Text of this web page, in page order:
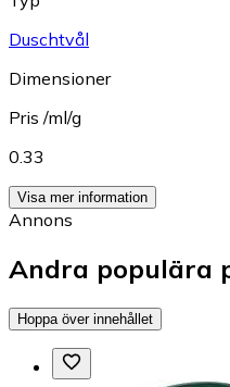
Duschtvål
Dimensioner
Pris /ml/g
0.33
Visa mer information
Annons
Andra populära
Hoppa över innehållet